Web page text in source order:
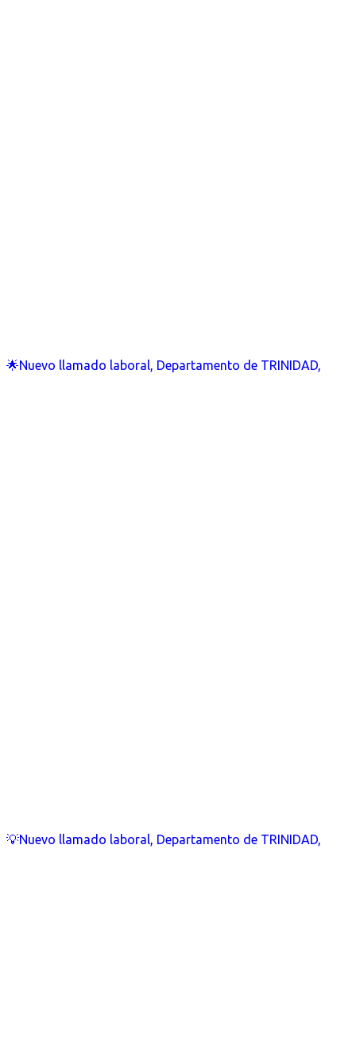
🌟Nuevo llamado laboral, Departamento de TRINIDAD,
💡Nuevo llamado laboral, Departamento de TRINIDAD,